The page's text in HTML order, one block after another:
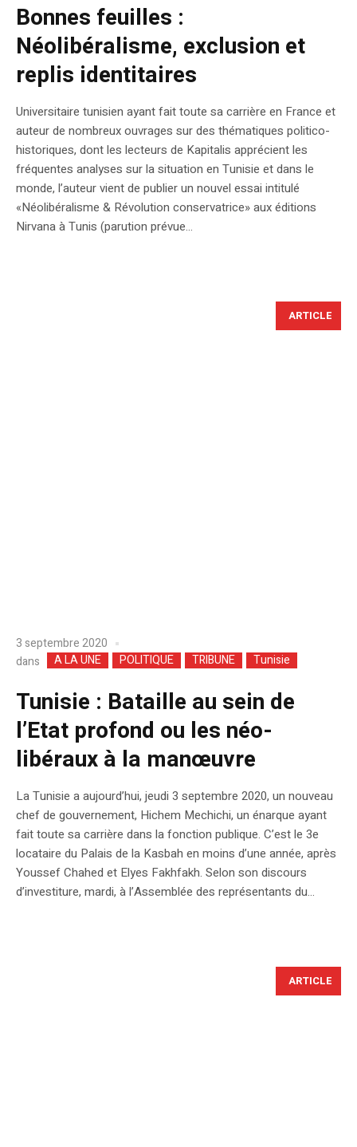
Bonnes feuilles :
Néolibéralisme, exclusion et
replis identitaires
Universitaire tunisien ayant fait toute sa carrière en France et
auteur de nombreux ouvrages sur des thématiques politico-
historiques, dont les lecteurs de Kapitalis apprécient les
fréquentes analyses sur la situation en Tunisie et dans le
monde, l’auteur vient de publier un nouvel essai intitulé
«Néolibéralisme & Révolution conservatrice» aux éditions
Nirvana à Tunis (parution prévue...
ARTICLE
3 septembre 2020
dans
A LA UNE POLITIQUE TRIBUNE Tunisie
Tunisie : Bataille au sein de
l’Etat profond ou les néo-
libéraux à la manœuvre
La Tunisie a aujourd’hui, jeudi 3 septembre 2020, un nouveau
chef de gouvernement, Hichem Mechichi, un énarque ayant
fait toute sa carrière dans la fonction publique. C’est le 3e
locataire du Palais de la Kasbah en moins d’une année, après
Youssef Chahed et Elyes Fakhfakh. Selon son discours
d’investiture, mardi, à l’Assemblée des représentants du...
ARTICLE